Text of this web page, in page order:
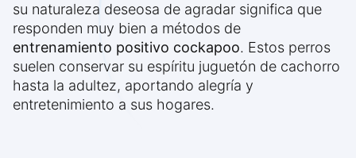
su naturaleza deseosa de agradar significa que
responden muy bien a métodos de
entrenamiento positivo cockapoo. Estos perros
suelen conservar su espíritu juguetón de cachorro
hasta la adultez, aportando alegría y
entretenimiento a sus hogares.